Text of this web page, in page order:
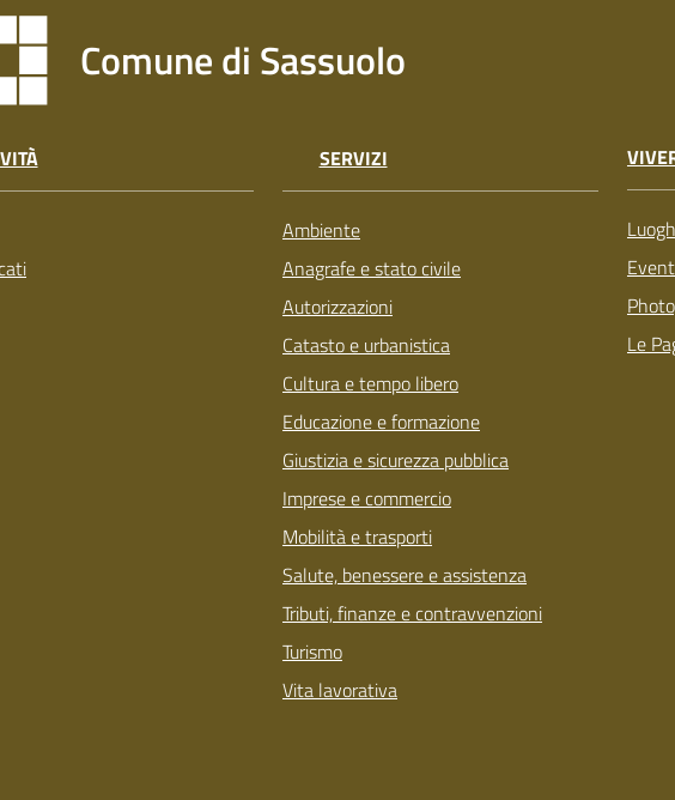
Comune di Sassuolo
SERVIZI
Ambiente
Anagrafe e stato civile
Autorizzazioni
Catasto e urbanistica
Cultura e tempo libero
Educazione e formazione
Giustizia e sicurezza pubblica
Imprese e commercio
Mobilità e trasporti
Salute, benessere e assistenza
Tributi, finanze e contravvenzioni
Turismo
Vita lavorativa
Le